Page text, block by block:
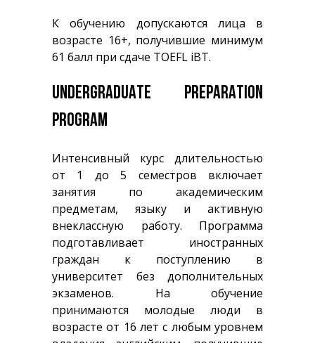
К обучению допускаются лица в
возрасте 16+, получившие минимум
61 балл при сдаче TOEFL iBT.
UNDERGRADUATE PREPARATION
PROGRAM
Интенсивный курс длительностью
от 1 до 5 семестров включает
занятия по академическим
предметам, языку и активную
внеклассную работу. Программа
подготавливает иностранных
граждан к поступлению в
университет без дополнительных
экзаменов. На обучение
принимаются молодые люди в
возрасте от 16 лет с любым уровнем